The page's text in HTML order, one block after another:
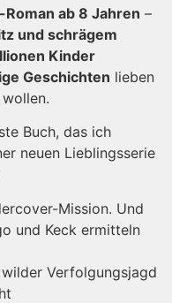
ab 8 Jahren –
und schrägem
Kinder
Geschichten lieben
Buch, das ich
neuen Lieblingsserie
Mission. Und
und Keck ermitteln
Verfolgungsjagd